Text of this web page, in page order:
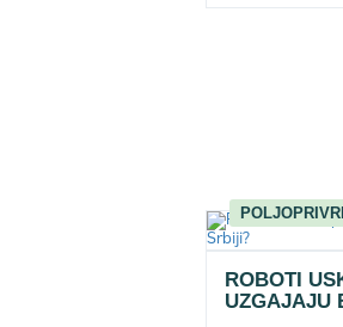
ROBOTI
UZGAJAJU